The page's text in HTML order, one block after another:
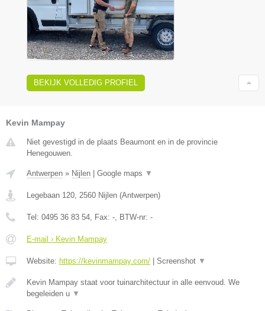
BEKIJK VOLLEDIG PROFIEL
Kevin Mampay
Niet gevestigd in de plaats Beaumont en in de provincie
Henegouwen.
Antwerpen » Nijlen | Google maps ▼
Legebaan 120 2560 Nijlen (Antwerpen)
Tel: 0495 36 83 54 , Fax: - , BTW-nr: -
E-mail › Kevin Mampay
Website: https://kevinmampay.com/ | Screenshot ▼
Kevin Mampay staat voor tuinarchitectuur in alle eenvoud. We
begeleiden u ▼